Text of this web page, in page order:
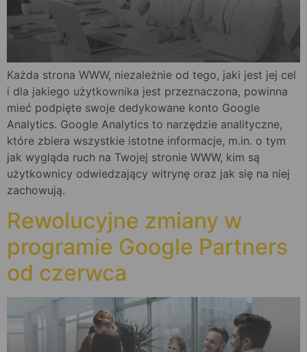
Każda strona WWW, niezależnie od tego, jaki jest jej cel
i dla jakiego użytkownika jest przeznaczona, powinna
mieć podpięte swoje dedykowane konto Google
Analytics. Google Analytics to narzędzie analityczne,
które zbiera wszystkie istotne informacje, m.in. o tym
jak wygląda ruch na Twojej stronie WWW, kim są
użytkownicy odwiedzający witrynę oraz jak się na niej
zachowują.
Rewolucyjne zmiany w
programie Google Partners
od czerwca